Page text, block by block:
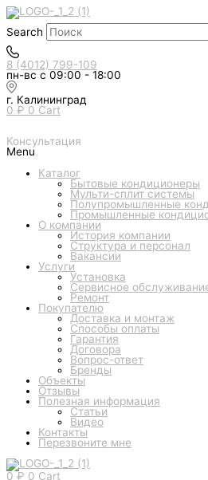
Перейти
к
содержимому
Search
8 (4012) 799-109
пн-вс с 09:00 - 18:00
г. Калининград
0 ₽ 0 Cart
Консультация
Menu
Каталог
Бытовые кондиционеры
Мульти-сплит системы
Полупромышленные
Промышленные
О компании
История компании
Структура и персонал
Вакансии
Услуги
Установка
Сервисное
Ремонт
Покупателю
Доставка и монтаж
Способы оплаты
Гарантия
Договора
Вопрос-ответ
Бренды
Объекты
Отзывы
Полезная информация
Статьи
Видео
Контакты
Перезвоните мне
0 ₽ 0 Cart
Количество
товара
Внутренний
блок
мульти
системы
ROYAL
CLIMA
MULTI
GAMMA
PERFETTO
RCI-
(настенный)